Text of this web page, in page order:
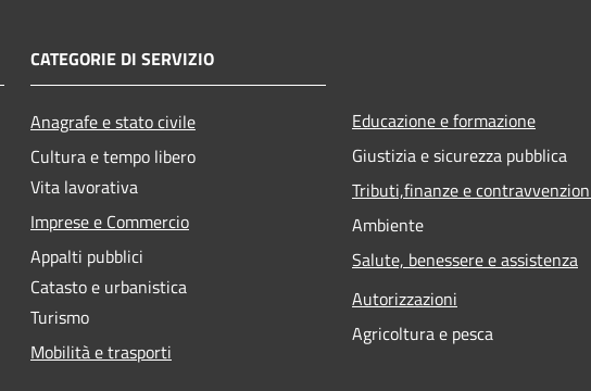
CATEGORIE DI SERVIZIO
Anagrafe e stato civile
Cultura e tempo libero
Vita lavorativa
Imprese e Commercio
Appalti pubblici
Catasto e urbanistica
Turismo
Mobilità e trasporti
Educazione e formazione
Giustizia e sicurezza pubblica
Tributi,finanze e
Ambiente
Salute, benessere e assistenza
Autorizzazioni
Agricoltura e pesca